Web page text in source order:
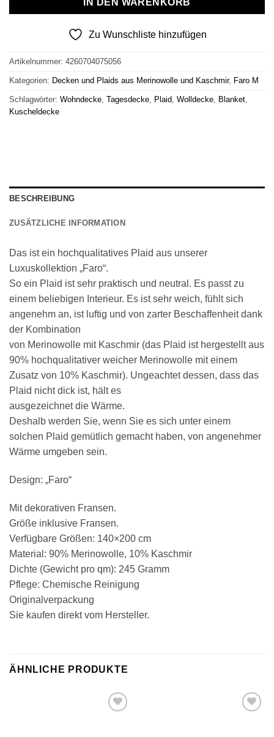
Zu Wunschliste hinzufügen
Artikelnummer: 4260704075056
Kategorien: Decken und Plaids aus Merinowolle und Kaschmir, Faro M
Schlagwörter: Wohndecke Tagesdecke Plaid Wolldecke Blanket
Kuscheldecke
BESCHREIBUNG
ZUSÄTZLICHE INFORMATION
Das ist ein hochqualitatives Plaid aus unserer
Luxuskollektion „Faro“.
So ein Plaid ist sehr praktisch und neutral. Es passt zu
einem beliebigen Interieur. Es ist sehr weich, fühlt sich
angenehm an, ist luftig und von zarter Beschaffenheit dank
der Kombination
von Merinowolle mit Kaschmir (das Plaid ist hergestellt aus
90% hochqualitativer weicher Merinowolle mit einem
Zusatz von 10% Kaschmir). Ungeachtet dessen, dass das
Plaid nicht dick ist, hält es
ausgezeichnet die Wärme.
Deshalb werden Sie, wenn Sie es sich unter einem
solchen Plaid gemütlich gemacht haben, von angenehmer
Wärme umgeben sein.
Design: „Faro“
Mit dekorativen Fransen.
Größe inklusive Fransen.
Verfügbare Größen: 140×200 cm
Material: 90% Merinowolle, 10% Kaschmir
Dichte (Gewicht pro qm): 245 Gramm
Pflege: Chemische Reinigung
Originalverpackung
Sie kaufen direkt vom Hersteller.
ÄHNLICHE PRODUKTE